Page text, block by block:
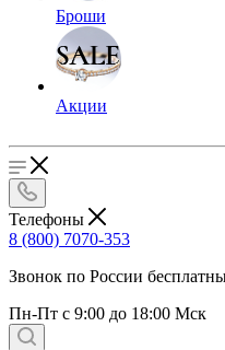
Броши
Акции
Телефоны
8 (800) 7070-353
Звонок по России
Пн-Пт с 9:00 до 18:00 Мск